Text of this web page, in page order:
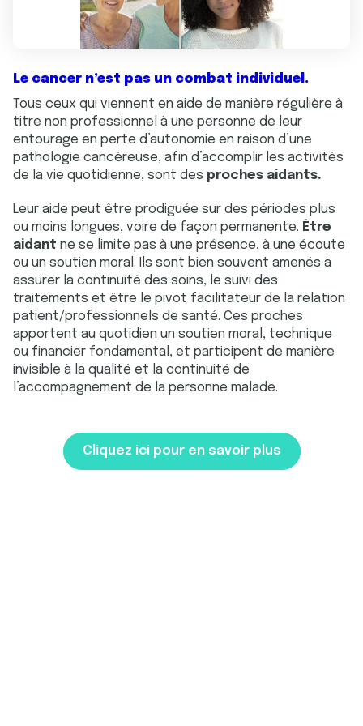
Le cancer n’est pas un combat individuel.
Tous ceux qui viennent en aide de manière régulière à
titre non professionnel à une personne de leur
entourage en perte d’autonomie en raison d’une
pathologie cancéreuse, afin d’accomplir les activités
de la vie quotidienne, sont des proches aidants.
Leur aide peut être prodiguée sur des périodes plus
ou moins longues, voire de façon permanente. Être
aidant ne se limite pas à une présence, à une écoute
ou un soutien moral. Ils sont bien souvent amenés à
assurer la continuité des soins, le suivi des
traitements et être le pivot facilitateur de la relation
patient/professionnels de santé. Ces proches
apportent au quotidien un soutien moral, technique
ou financier fondamental, et participent de manière
invisible à la qualité et la continuité de
l’accompagnement de la personne malade.
Cliquez ici pour en savoir plus